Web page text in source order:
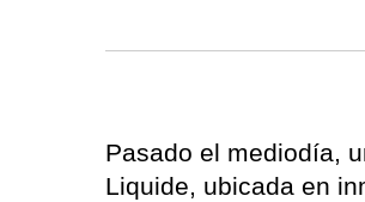
Pasado el mediodía,
Liquide, ubicada en